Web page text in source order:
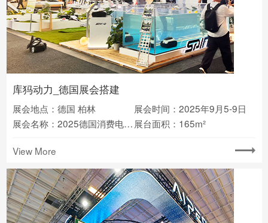
库犸动力_德国展会搭建
展会地点：德国 柏林
展会时间：2025年9月5-9日
展会名称：2025德国消费电子展IFA 展台面积：165m²
View More